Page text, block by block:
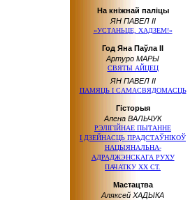
На кніжнай паліцы
ЯН ПАВЕЛ ІІ
«УСТАНЬЦЕ, ХАДЗЕМ!»
Год Яна Паўла ІІ
Артуро МАРЫ
СВЯТЫ АЙЦЕЦ
ЯН ПАВЕЛ ІІ
ПАМЯЦЬ І САМАСВЯДОМАСЦЬ
Гісторыя
Алена ВАЛЬЧУК
РЭЛІГІЙНАЕ ПЫТАННЕ
І ДЗЕЙНАСЦЬ ПРАДСТАЎНІКОЎ
НАЦЫЯНАЛЬНА-
АДРАДЖЭНСКАГА РУХУ
ПАЧАТКУ ХХ СТ.
Мастацтва
Аляксей ХАДЫКА